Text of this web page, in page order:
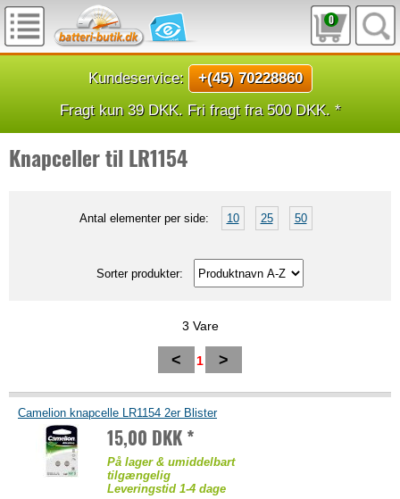
0
Kundeservice:
+(45) 70228860
Fragt kun 39 DKK. Fri fragt fra 500 DKK. *
Knapceller til LR1154
Antal elementer per side: 10 25 50
Sorter produkter:
3 Vare
< 1 >
Camelion knapcelle LR1154 2er Blister
15,00 DKK *
På lager & umiddelbart
tilgængelig
Leveringstid 1-4 dage